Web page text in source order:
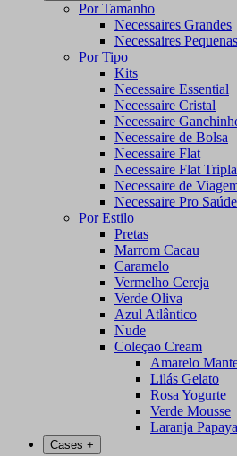
Por Tamanho
Necessaires Grandes
Necessaires Pequenas
Por Tipo
Kits
Necessaire Essential
Necessaire Cristal
Necessaire
Necessaire de Bolsa
Necessaire Flat
Necessaire Flat Tripla
Necessaire de
Necessaire Pro Saúde
Por Estilo
Pretas
Marrom Cacau
Caramelo
Vermelho Cereja
Verde Oliva
Azul Atlântico
Nude
Coleçao Cream
Amarelo
Lilás Gelato
Rosa Yogurte
Verde Mousse
Laranja
Cases +